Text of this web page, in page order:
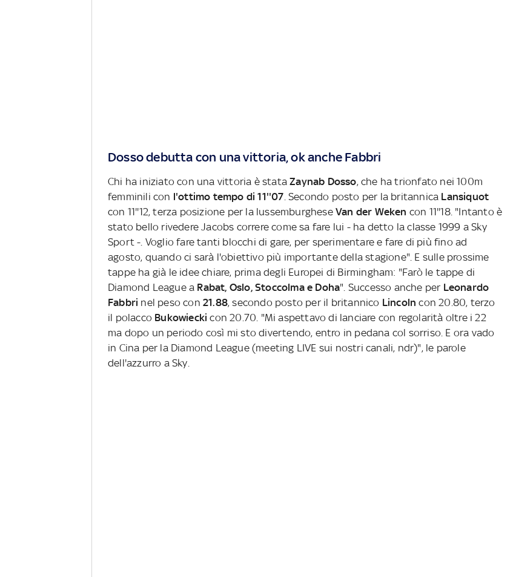
Dosso debutta con una vittoria, ok anche Fabbri
Chi ha iniziato con una vittoria è stataZaynab Dosso, che ha trionfato nei 100m
femminili con l'ottimo tempo di 11''07 . Secondo posto per la britannica Lansiquot
con 11''12, terza posizione per la lussemburghese Van der Weken con 11''18. "Intanto è
stato bello rivedere Jacobs correre come sa fare lui - ha detto la classe 1999 a Sky
Sport -. Voglio fare tanti blocchi di gare, per sperimentare e fare di più fino ad
agosto, quando ci sarà l'obiettivo più importante della stagione". E sulle prossime
tappe ha già le idee chiare, prima degli Europei di Birmingham: "Farò le tappe di
Diamond League a Rabat, Oslo, Stoccolma e Doha". Successo anche per Leonardo
Fabbri nel peso con21.88, secondo posto per il britannico Lincolncon 20.80, terzo
il polacco Bukowiecki con 20.70. "Mi aspettavo di lanciare con regolarità oltre i 22
ma dopo un periodo così mi sto divertendo, entro in pedana col sorriso. E ora vado
in Cina per la Diamond League (meeting LIVE sui nostri canali, ndr)", le parole
dell'azzurro a Sky.